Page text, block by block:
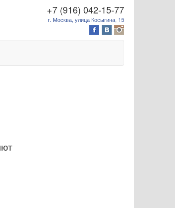
+7 (916) 042-15-77
г. Москва, улица Косыгина, 15